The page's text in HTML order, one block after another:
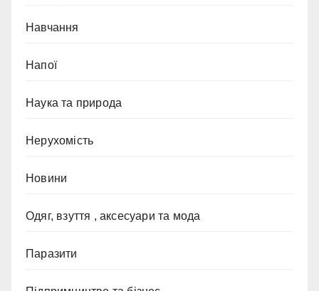
Навчання
Напої
Наука та природа
Нерухомість
Новини
Одяг, взуття , аксесуари та мода
Паразити